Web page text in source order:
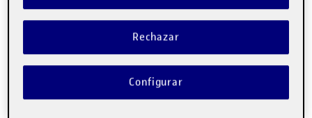
Rechazar
Configurar